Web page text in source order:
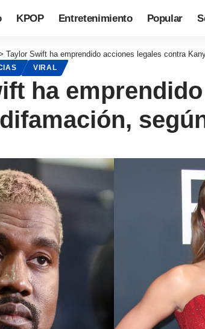
KPOP Entretenimiento Popular
Taylor Swift ha emprendido acciones legales contra
VIRAL
ha